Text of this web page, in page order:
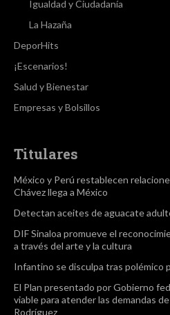
Igualdad y Ciudadanía
La Hazaña
DeporHits
¡Escenarios!
Salud y Bienestar
Empresas y Bolsillos
Titulares
México y Perú restablecen
Chávez llega a México
Detectan aceites de aguacate
DIF Sinaloa promueve el
a través del arte y la cultura
Infantino se disculpa tras polémico
El Plan presentado por Gobierno
viable para atender las demandas
Rodríguez